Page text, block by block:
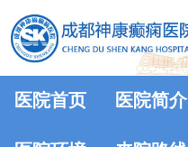
医院首页 医院简介